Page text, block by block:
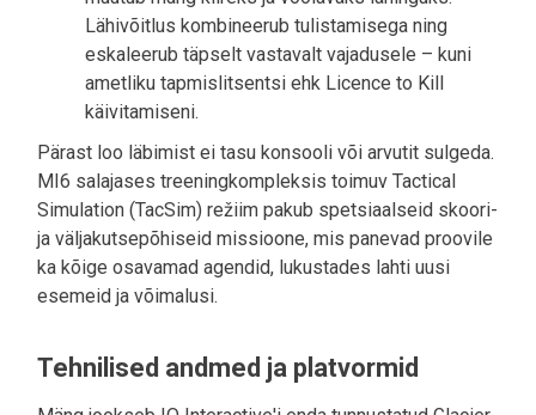
Lähivõitlus kombineerub tulistamisega ning
eskaleerub täpselt vastavalt vajadusele – kuni
ametliku tapmislitsentsi ehk Licence to Kill
käivitamiseni.
Pärast loo läbimist ei tasu konsooli või arvutit sulgeda.
MI6 salajases treeningkompleksis toimuv Tactical
Simulation (TacSim) režiim pakub spetsiaalseid skoori-
ja väljakutsepõhiseid missioone, mis panevad proovile
ka kõige osavamad agendid, lukustades lahti uusi
esemeid ja võimalusi.
Tehnilised andmed ja platvormid